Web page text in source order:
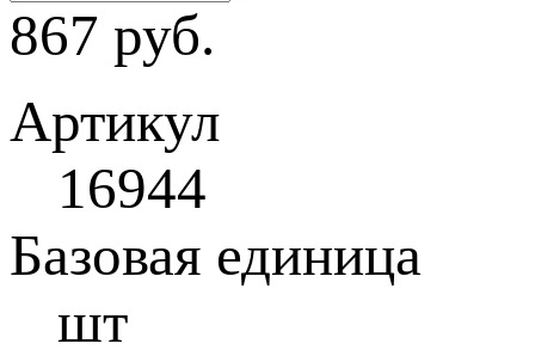
867 руб.
Артикул
16944
Базовая единица
шт